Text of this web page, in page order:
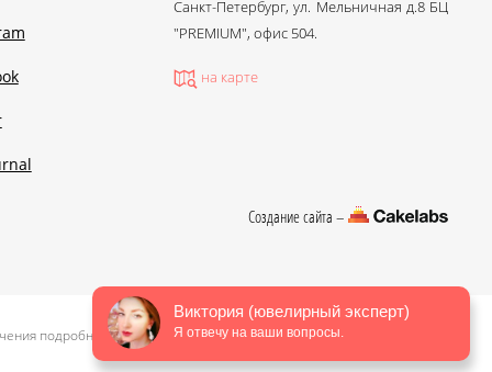
Санкт-Петербург, ул. Мельничная д.8 БЦ
"PREMIUM", офис 504.
на карте
Создание сайта –
подробной информации о стоимости, пожалуйста, обращайтесь в
Виктория (ювелирный эксперт)
Я отвечу на ваши вопросы.